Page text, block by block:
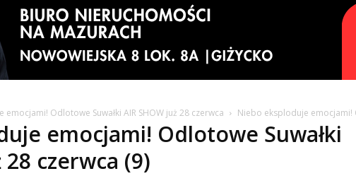
Odlotowe Suwałki AIR SHOW już 28 czerwca Niebo eksploduje emocjami!
emocjami! Odlotowe Suwałki
28 czerwca (9)